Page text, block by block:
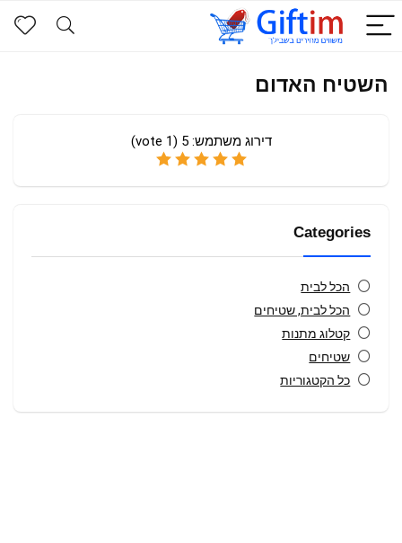
השטיח האדום
דירוג משתמש:5
(
1
Categories
הכל לבית
הכל לבית, שטיחים
קטלוג מתנות
שטיחים
כל הקטגוריות